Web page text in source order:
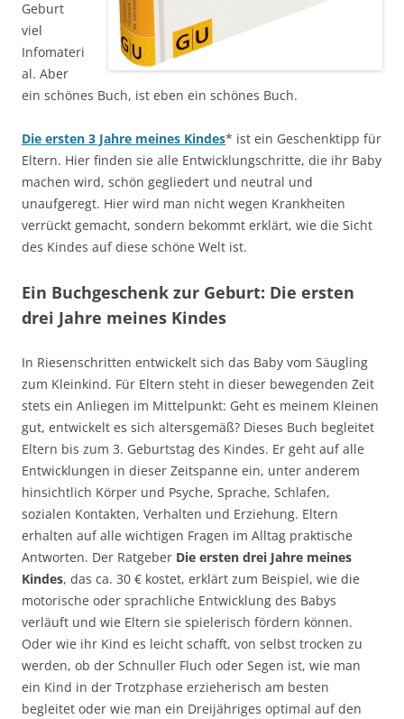
Geburt
viel
Infomateri
al. Aber
ein schönes Buch, ist eben ein schönes Buch.
Die ersten 3 Jahre meines Kindes* ist ein Geschenktipp für
Eltern. Hier finden sie alle Entwicklungschritte, die ihr Baby
machen wird, schön gegliedert und neutral und
unaufgeregt. Hier wird man nicht wegen Krankheiten
verrückt gemacht, sondern bekommt erklärt, wie die Sicht
des Kindes auf diese schöne Welt ist.
Ein Buchgeschenk zur Geburt: Die ersten
drei Jahre meines Kindes
In Riesenschritten entwickelt sich das Baby vom Säugling
zum Kleinkind. Für Eltern steht in dieser bewegenden Zeit
stets ein Anliegen im Mittelpunkt: Geht es meinem Kleinen
gut, entwickelt es sich altersgemäß? Dieses Buch begleitet
Eltern bis zum 3. Geburtstag des Kindes. Er geht auf alle
Entwicklungen in dieser Zeitspanne ein, unter anderem
hinsichtlich Körper und Psyche, Sprache, Schlafen,
sozialen Kontakten, Verhalten und Erziehung. Eltern
erhalten auf alle wichtigen Fragen im Alltag praktische
Antworten. Der Ratgeber Die ersten drei Jahre meines
Kindes, das ca. 30 € kostet, erklärt zum Beispiel, wie die
motorische oder sprachliche Entwicklung des Babys
verläuft und wie Eltern sie spielerisch fördern können.
Oder wie ihr Kind es leicht schafft, von selbst trocken zu
werden, ob der Schnuller Fluch oder Segen ist, wie man
ein Kind in der Trotzphase erzieherisch am besten
begleitet oder wie man ein Dreijähriges optimal auf den